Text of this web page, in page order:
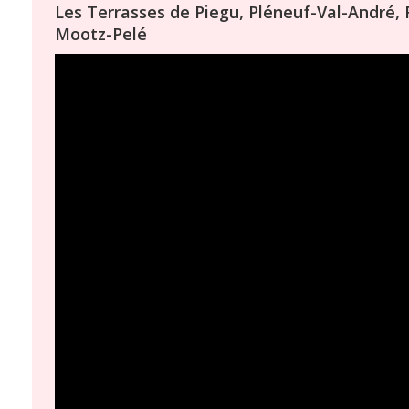
Les Terrasses de Piegu, Pléneuf-Val-André,
Mootz-Pelé